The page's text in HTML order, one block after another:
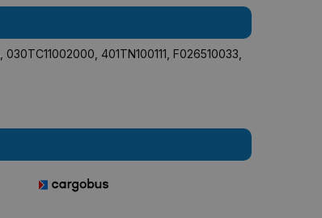
030TC11002000 401TN100111 F026510033